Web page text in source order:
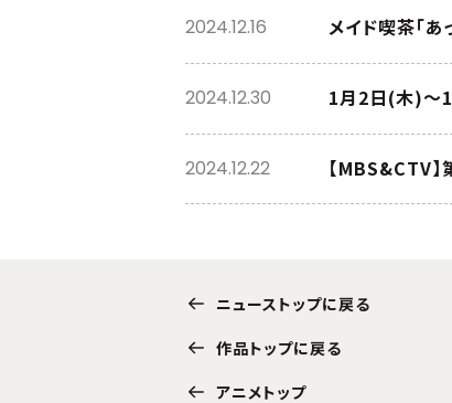
メイド喫茶「
2024.12.16
1月2日(木)～1
2024.12.30
【MBS&CTV
2024.12.22
ニューストップに戻る
作品トップに戻る
アニメトップ